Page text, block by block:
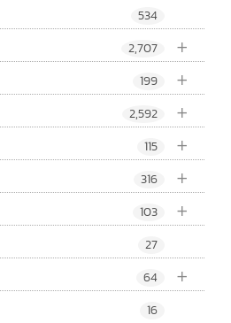
534
+
2,707
+
199
+
2,592
+
115
+
316
+
103
27
+
64
16